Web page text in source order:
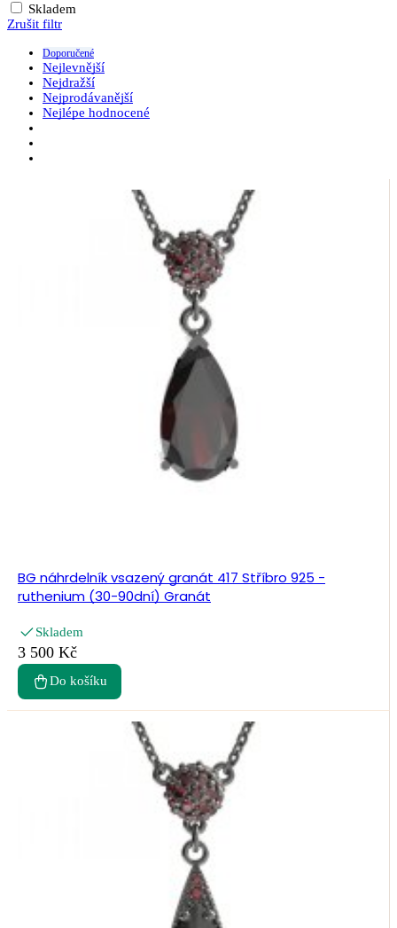
Skladem
Zrušit filtr
Doporučené
Nejlevnější
Nejdražší
Nejprodávanější
Nejlépe hodnocené
BG náhrdelník vsazený granát 417 Stříbro 925 -
ruthenium (30-90dní) Granát
Skladem
3 500 Kč
Do košíku